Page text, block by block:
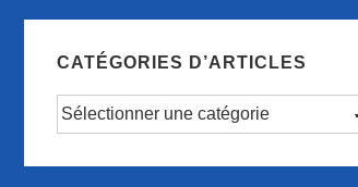
CATÉGORIES D’ARTICLES
Catégories